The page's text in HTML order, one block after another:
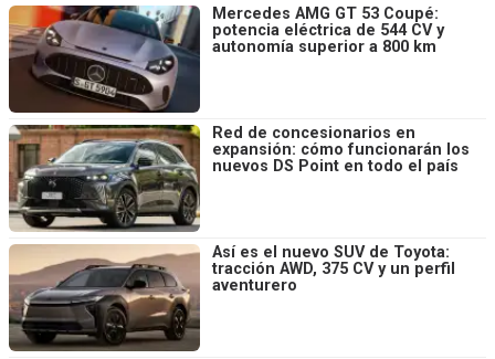
Mercedes AMG GT 53 Coupé:
potencia eléctrica de 544 CV y
autonomía superior a 800 km
Red de concesionarios en
expansión: cómo funcionarán los
nuevos DS Point en todo el país
Así es el nuevo SUV de Toyota:
tracción AWD, 375 CV y un perfil
aventurero